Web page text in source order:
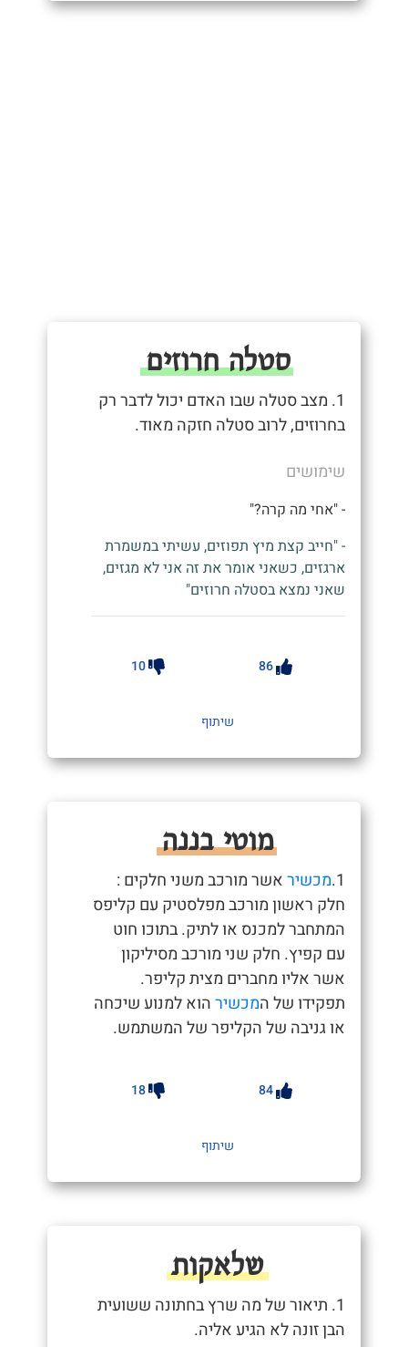
סטלה חרוזים
1. מצב סטלה שבו האדם יכול לדבר רק
בחרוזים, לרוב סטלה חזקה מאוד.
שימושים
- "אחי מה קרה?"
- "חייב קצת מיץ תפוזים, עשיתי במשמרת
ארגזים, כשאני אומר את זה אני לא מגזים,
שאני נמצא בסטלה חרוזים"
86
10
שיתוף
מוטי בננה
1. מכשיראשר מורכב משני חלקים :
חלק ראשון מורכב מפלסטיק עם קליפס
המתחבר למכנס או לתיק. בתוכו חוט
עם קפיץ. חלק שני מורכב מסיליקון
אשר אליו מחברים מצית קליפר.
תפקידו של המכשירהוא למנוע שיכחה
או גניבה של הקליפר של המשתמש.
84
18
שיתוף
שלאקות
1. תיאור של מה שרץ בחתונה ששועית
הבן זונה לא הגיע אליה.